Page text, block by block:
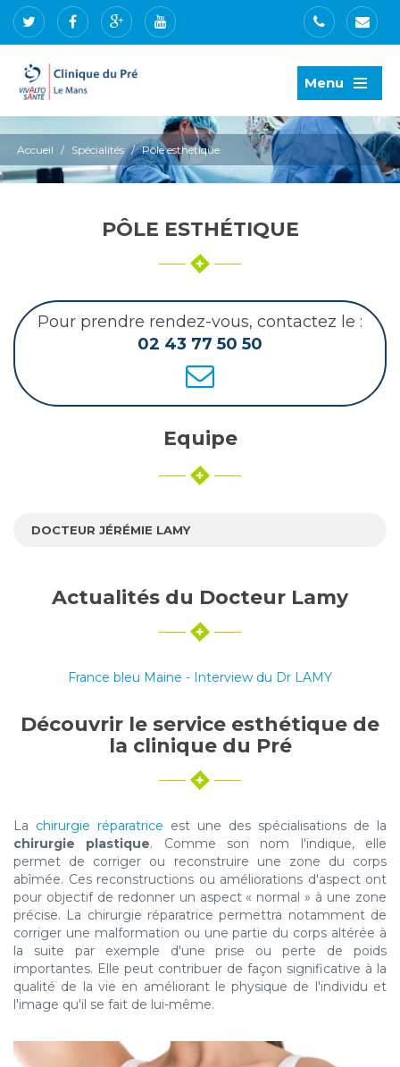
Menu
Accueil / Spécialités / Pôle esthétique
PÔLE ESTHÉTIQUE
Pour prendre rendez-vous, contactez le :
02 43 77 50 50
Equipe
DOCTEUR JÉRÉMIE LAMY
Actualités du Docteur Lamy
France bleu Maine - Interview du Dr LAMY
Découvrir le service esthétique de
la clinique du Pré
La chirurgie réparatrice est une des spécialisations de la
chirurgie plastique. Comme son nom l'indique, elle
permet de corriger ou reconstruire une zone du corps
abîmée. Ces reconstructions ou améliorations d'aspect ont
pour objectif de redonner un aspect « normal » à une zone
précise. La chirurgie réparatrice permettra notamment de
corriger une malformation ou une partie du corps altérée à
la suite par exemple d'une prise ou perte de poids
importantes. Elle peut contribuer de façon significative à la
qualité de la vie en améliorant le physique de l'individu et
l'image qu'il se fait de lui-même.